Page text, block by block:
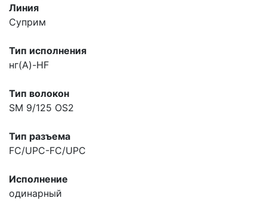
Линия
Суприм
Тип исполнения
нг(A)-HF
Тип волокон
SM 9/125 OS2
Тип разъема
FC/UPC-FC/UPC
Исполнение
одинарный